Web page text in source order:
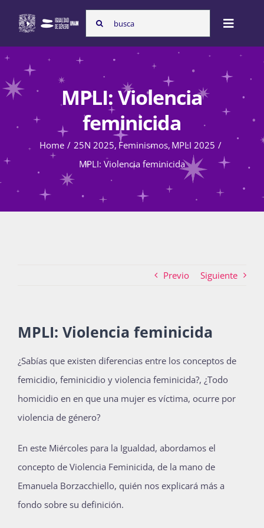
content
Search
for:
Toggle
Nosotras
Programas
Atención de la violencia de género
La Boletina
Blog
Recursos
Súmate
MPLI: Violencia
feminicida
Home 25N 2025 Feminismos MPLI 2025
MPLI: Violencia feminicida
Previo Siguiente
MPLI: Violencia feminicida
¿Sabías que existen diferencias entre los conceptos de
femicidio, feminicidio y violencia feminicida?, ¿Todo
homicidio en en que una mujer es víctima, ocurre por
violencia de género?
En este Miércoles para la Igualdad, abordamos el
concepto de Violencia Feminicida, de la mano de
Emanuela Borzacchiello, quién nos explicará más a
fondo sobre su definición.